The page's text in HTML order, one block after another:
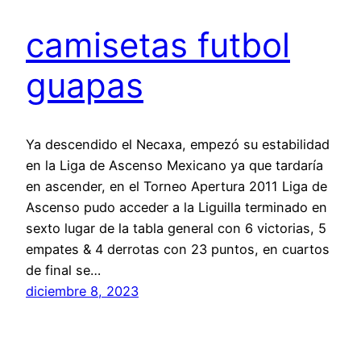
camisetas futbol
guapas
Ya descendido el Necaxa, empezó su estabilidad
en la Liga de Ascenso Mexicano ya que tardaría
en ascender, en el Torneo Apertura 2011 Liga de
Ascenso pudo acceder a la Liguilla terminado en
sexto lugar de la tabla general con 6 victorias, 5
empates & 4 derrotas con 23 puntos, en cuartos
de final se…
diciembre 8, 2023